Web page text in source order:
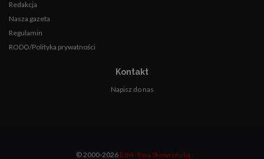
Redakcja
Nasza gazeta
Regulamin
RODO/Polityka prywatności
Kontakt
Napisz do nas
© 2000-2026 EJM - Ewa Skowrońska